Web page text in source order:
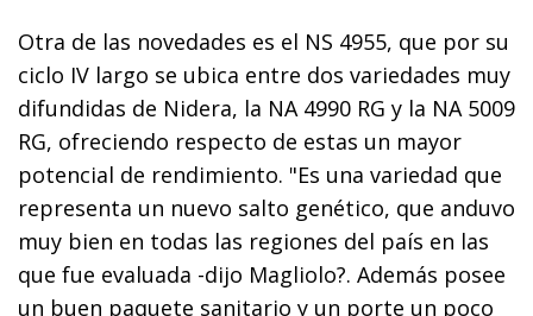
Otra de las novedades es el NS 4955, que por su
ciclo IV largo se ubica entre dos variedades muy
difundidas de Nidera, la NA 4990 RG y la NA 5009
RG, ofreciendo respecto de estas un mayor
potencial de rendimiento. "Es una variedad que
representa un nuevo salto genético, que anduvo
muy bien en todas las regiones del país en las
que fue evaluada -dijo Magliolo?. Además posee
un buen paquete sanitario y un porte un poco